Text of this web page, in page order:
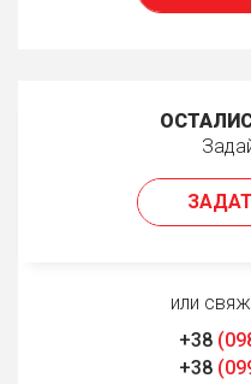
или
+38
+38